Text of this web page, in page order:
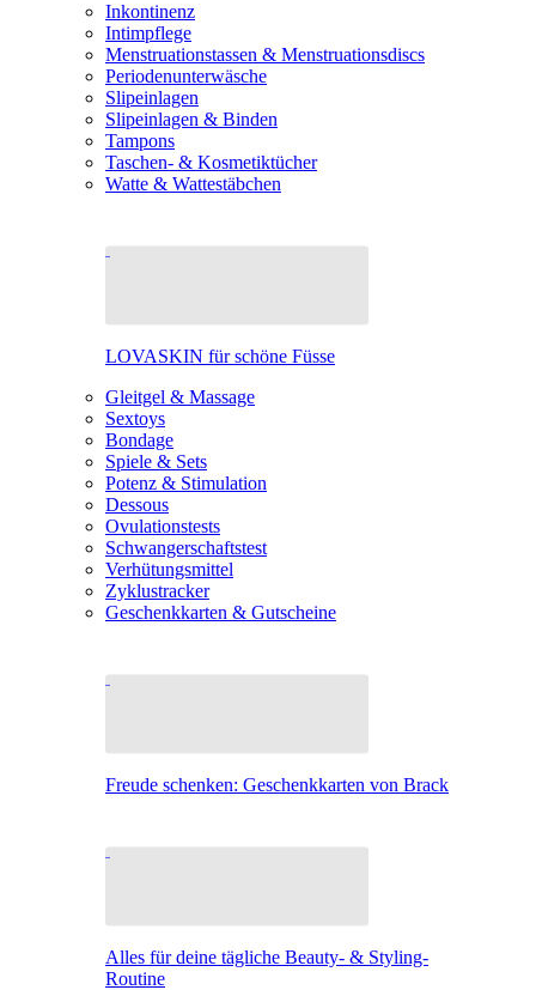
Inkontinenz
Intimpflege
Menstruationstassen & Menstruationsdiscs
Periodenunterwäsche
Slipeinlagen
Slipeinlagen & Binden
Tampons
Taschen- & Kosmetiktücher
Watte & Wattestäbchen
LOVASKIN für schöne Füsse
Gleitgel & Massage
Sextoys
Bondage
Spiele & Sets
Potenz & Stimulation
Dessous
Ovulationstests
Schwangerschaftstest
Verhütungsmittel
Zyklustracker
Geschenkkarten & Gutscheine
Freude schenken: Geschenkkarten von Brack
Alles für deine tägliche Beauty- & Styling-
Routine